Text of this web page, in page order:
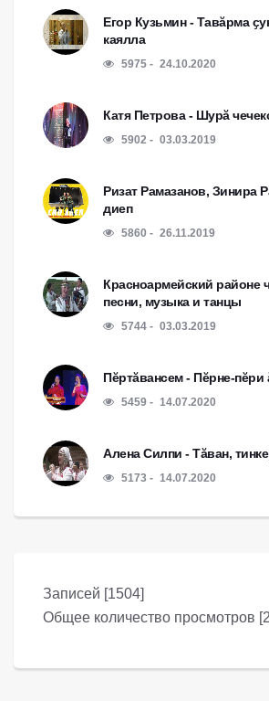
Егор Кузьмин - Тавӑрма
каялла
5975 24.10.2020
Катя Петрова - Шурă
5902 03.03.2019
Ризат Рамазанов, Зинира
диеп
5860 26.11.2019
Красноармейский районе
песни, музыка и танцы
5744 03.03.2019
Пĕртăвансем - Пĕрне-пĕри
5459 14.07.2020
Алена Силпи - Тăван,
5173 14.07.2020
Записей [1504]
Общее количество просмотров